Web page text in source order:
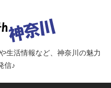
イ
生活情報など、神奈川の魅力
信♪